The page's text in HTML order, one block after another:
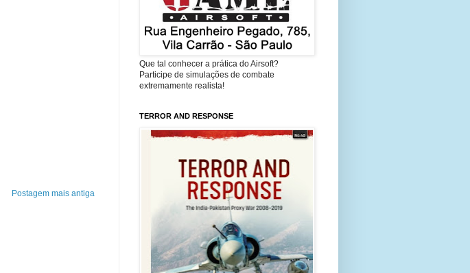
Postagem mais antiga
Que tal conhecer a prática do Airsoft?
Participe de simulações de combate
extremamente realista!
TERROR AND RESPONSE